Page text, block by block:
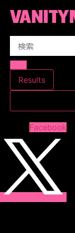
Results
Facebook